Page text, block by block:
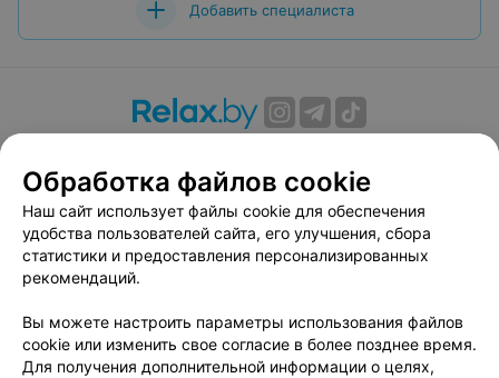
Добавить специалиста
Вакансии
Публичный договор
Способы оплаты
Публичный договор по использованию сервиса
«Афиша»
Пользовательское соглашение
Связаться по вопросам сотрудничества
Написать руководителю relax.by
Обработка файлов cookie
Наш сайт использует файлы cookie для обеспечения
удобства пользователей сайта, его улучшения, сбора
статистики и предоставления персонализированных
рекомендаций.
Вы можете настроить параметры использования файлов
cookie или изменить свое согласие в более позднее время.
Для получения дополнительной информации о целях,